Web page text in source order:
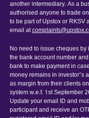
another intermediary. As a
authorised anyone to trade
to be part of Upstox or RKSV
email at
No need to issue cheques
the bank account number
bank to make payment in
money remains in investor’s
as margin from their clients
system w.e.f. 1st September
Update your email ID and
participant and receive an